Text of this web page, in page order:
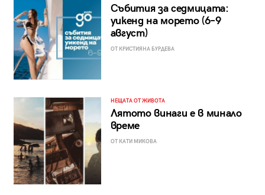
Събития за седмицата:
уикенд на морето (6–9
август)
ОТ КРИСТИЯНА БУРДЕВА
НЕЩАТА ОТ ЖИВОТА
Лятото винаги е в минало
време
ОТ КАТИ МИКОВА